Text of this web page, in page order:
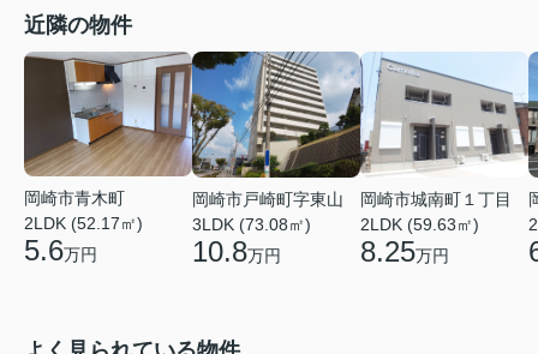
近隣の物件
岡崎市青木町
2LDK (52.17㎡)
5.6万円
岡崎市戸崎町字東山
3LDK (73.08㎡)
10.8万円
岡崎市城南町１丁目
2LDK (59.63㎡)
8.25万円